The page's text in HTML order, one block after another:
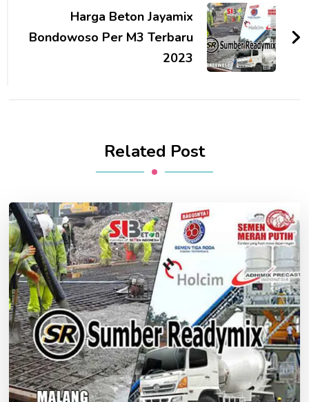
Harga Beton Jayamix
Bondowoso Per M3 Terbaru
2023
Related Post